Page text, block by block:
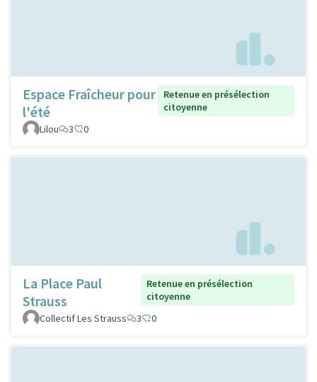
Espace Fraîcheur pour
l'été
Retenue en présélection
citoyenne
Lilou
3 0
La Place Paul
Strauss
Retenue en présélection
citoyenne
Collectif Les Strauss
3 0